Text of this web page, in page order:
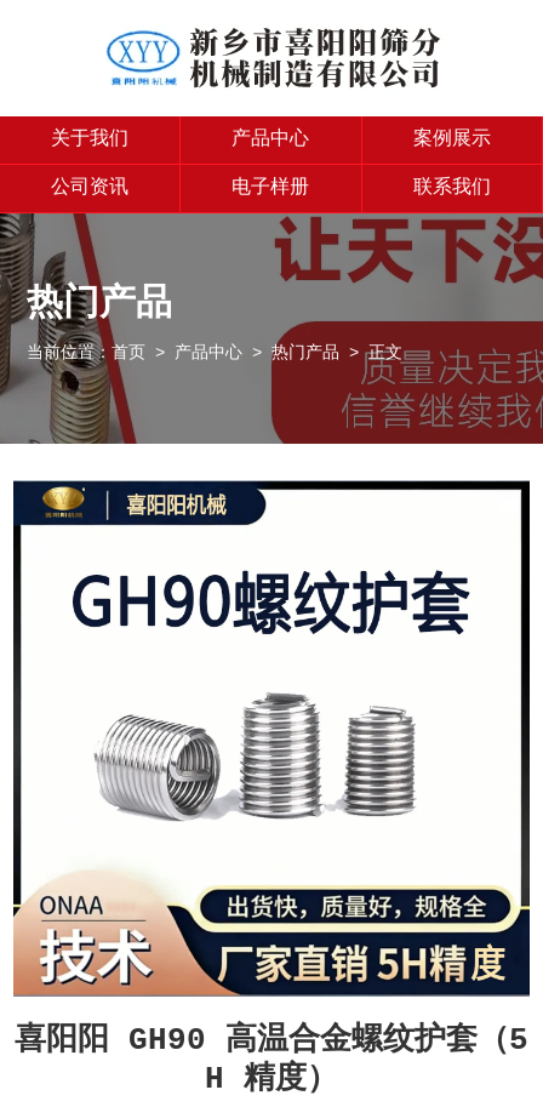
关于我们 产品中心 案例展示
公司资讯 电子样册 联系我们
热门产品
当前位置：首页 > 产品中心 >热门产品 > 正文
喜阳阳 GH90 高温合金螺纹护套（5
H 精度）